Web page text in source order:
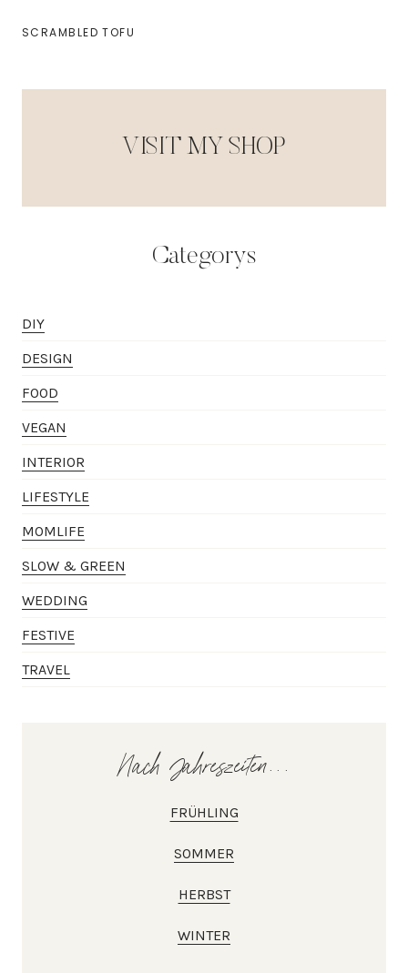
SCRAMBLED TOFU
VISIT MY SHOP
Categorys
DIY
DESIGN
FOOD
VEGAN
INTERIOR
LIFESTYLE
MOMLIFE
SLOW & GREEN
WEDDING
FESTIVE
TRAVEL
Nach Jahreszeiten...
FRÜHLING
SOMMER
HERBST
WINTER